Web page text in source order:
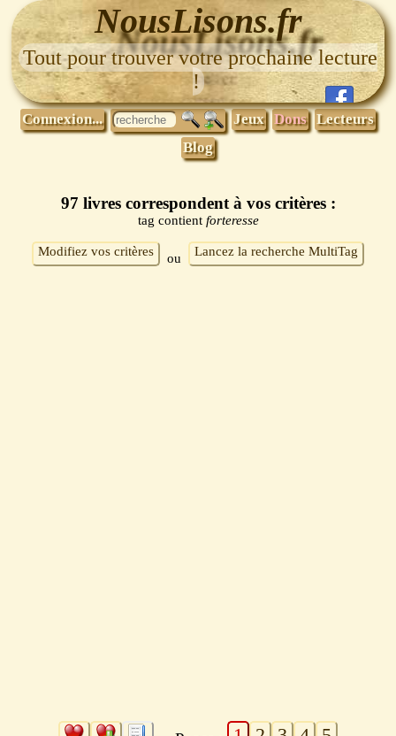
NousLisons.fr
Tout pour trouver votre prochaine lecture
!
Connexion... Jeux Dons Lecteurs
Blog
97 livres correspondent à vos critères :
tag contient forteresse
Modifiez vos critères ou Lancez la recherche MultiTag